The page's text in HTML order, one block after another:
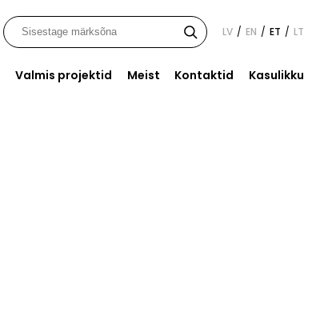
Valmis projektid Meist Kontaktid Kasulikku
LV / EN / ET / LT